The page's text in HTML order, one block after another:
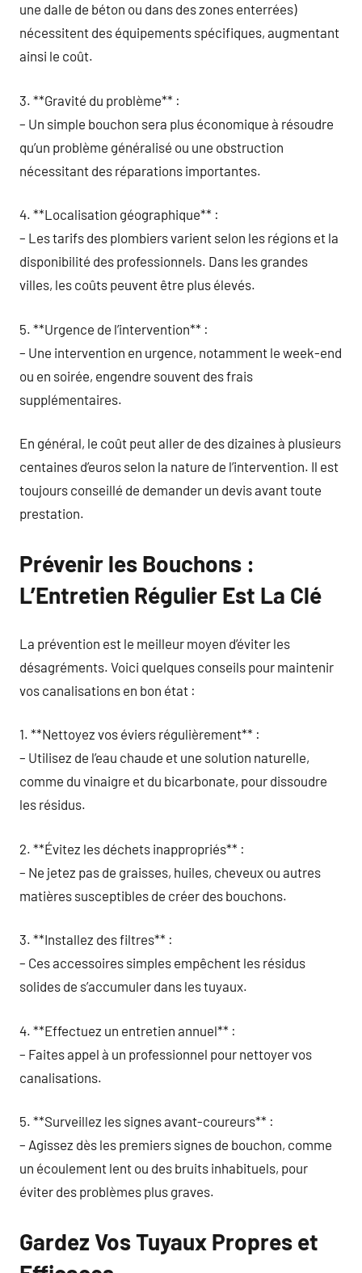
une dalle de béton ou dans des zones enterrées)
nécessitent des équipements spécifiques, augmentant
ainsi le coût.
3. **Gravité du problème** :
– Un simple bouchon sera plus économique à résoudre
qu’un problème généralisé ou une obstruction
nécessitant des réparations importantes.
4. **Localisation géographique** :
– Les tarifs des plombiers varient selon les régions et la
disponibilité des professionnels. Dans les grandes
villes, les coûts peuvent être plus élevés.
5. **Urgence de l’intervention** :
– Une intervention en urgence, notamment le week-end
ou en soirée, engendre souvent des frais
supplémentaires.
En général, le coût peut aller de des dizaines à plusieurs
centaines d’euros selon la nature de l’intervention. Il est
toujours conseillé de demander un devis avant toute
prestation.
Prévenir les Bouchons :
L’Entretien Régulier Est La Clé
La prévention est le meilleur moyen d’éviter les
désagréments. Voici quelques conseils pour maintenir
vos canalisations en bon état :
1. **Nettoyez vos éviers régulièrement** :
– Utilisez de l’eau chaude et une solution naturelle,
comme du vinaigre et du bicarbonate, pour dissoudre
les résidus.
2. **Évitez les déchets inappropriés** :
– Ne jetez pas de graisses, huiles, cheveux ou autres
matières susceptibles de créer des bouchons.
3. **Installez des filtres** :
– Ces accessoires simples empêchent les résidus
solides de s’accumuler dans les tuyaux.
4. **Effectuez un entretien annuel** :
– Faites appel à un professionnel pour nettoyer vos
canalisations.
5. **Surveillez les signes avant-coureurs** :
– Agissez dès les premiers signes de bouchon, comme
un écoulement lent ou des bruits inhabituels, pour
éviter des problèmes plus graves.
Gardez Vos Tuyaux Propres et